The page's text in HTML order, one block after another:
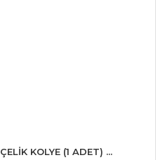
ÇELİK KOLYE (1 ADET) ...